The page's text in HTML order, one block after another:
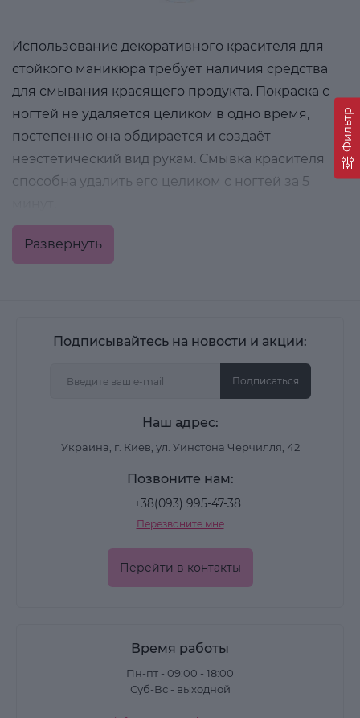
Фильтр
Использование декоративного красителя для
стойкого маникюра требует наличия средства
для смывания красящего продукта. Покраска с
ногтей не удаляется целиком в одно время,
постепенно она обдирается и создаёт
неэстетический вид рукам. Смывка красителя
способна удалить его целиком с ногтей за 5
Средства для снятия лака можно купить
жидкостные, гелевые, кремовые, в виде
Ацетон способен мгновенно вывести
нанесенное средство с пластины. Жидкости на
верхнего слоя ногтевой пластины, которая
становится тонкой и ломккой. Снимается не
составу жидкость, способна растекаться,
разъедать кожу рук. Вокруг кутикулы
образовываются трещины, маленькие раны.
Развернуть
Подписывайтесь на новости и акции:
Подписаться
Наш адрес:
Украина, г. Киев, ул. Уинстона Черчилля, 42
Позвоните нам:
+38(093) 995-47-38
Перезвоните мне
Перейти в контакты
Время работы
Пн-пт - 09:00 - 18:00
Суб-Вс - выходной